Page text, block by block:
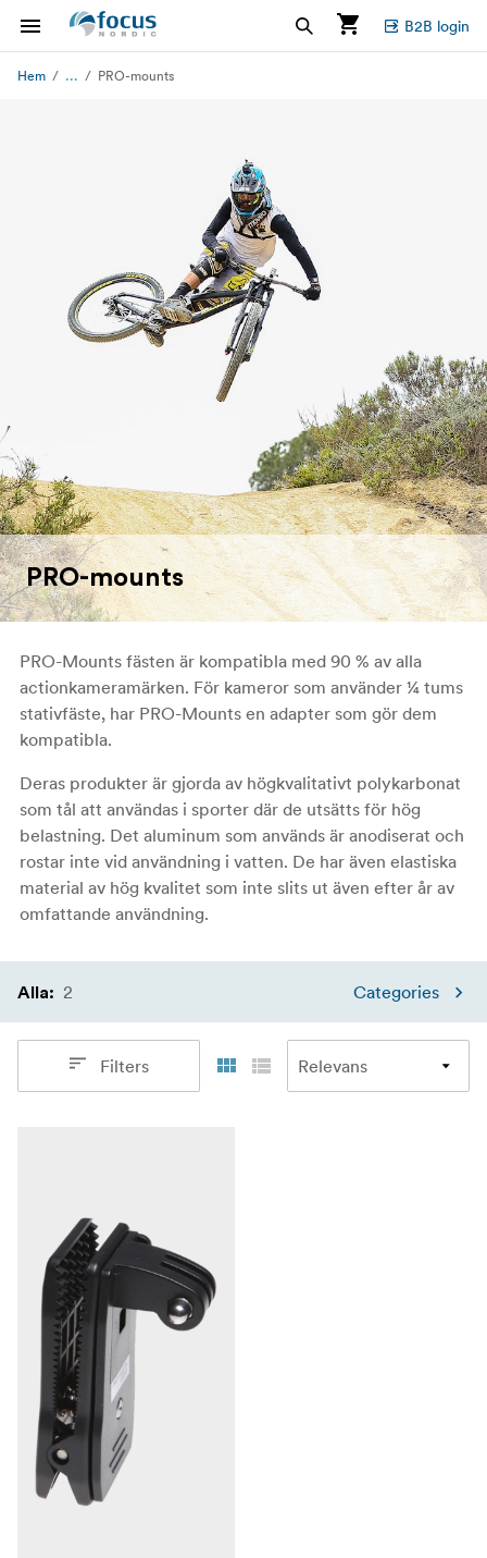
B2B login
Hem ... PRO-mounts
PRO-mounts
PRO-Mounts fästen är kompatibla med 90 % av alla
actionkameramärken. För kameror som använder ¼ tums
stativfäste, har PRO-Mounts en adapter som gör dem
kompatibla.
Deras produkter är gjorda av högkvalitativt polykarbonat
som tål att användas i sporter där de utsätts för hög
belastning. Det aluminum som används är anodiserat och
rostar inte vid användning i vatten. De har även elastiska
material av hög kvalitet som inte slits ut även efter år av
omfattande användning.
Alla: 2 Categories
Filters